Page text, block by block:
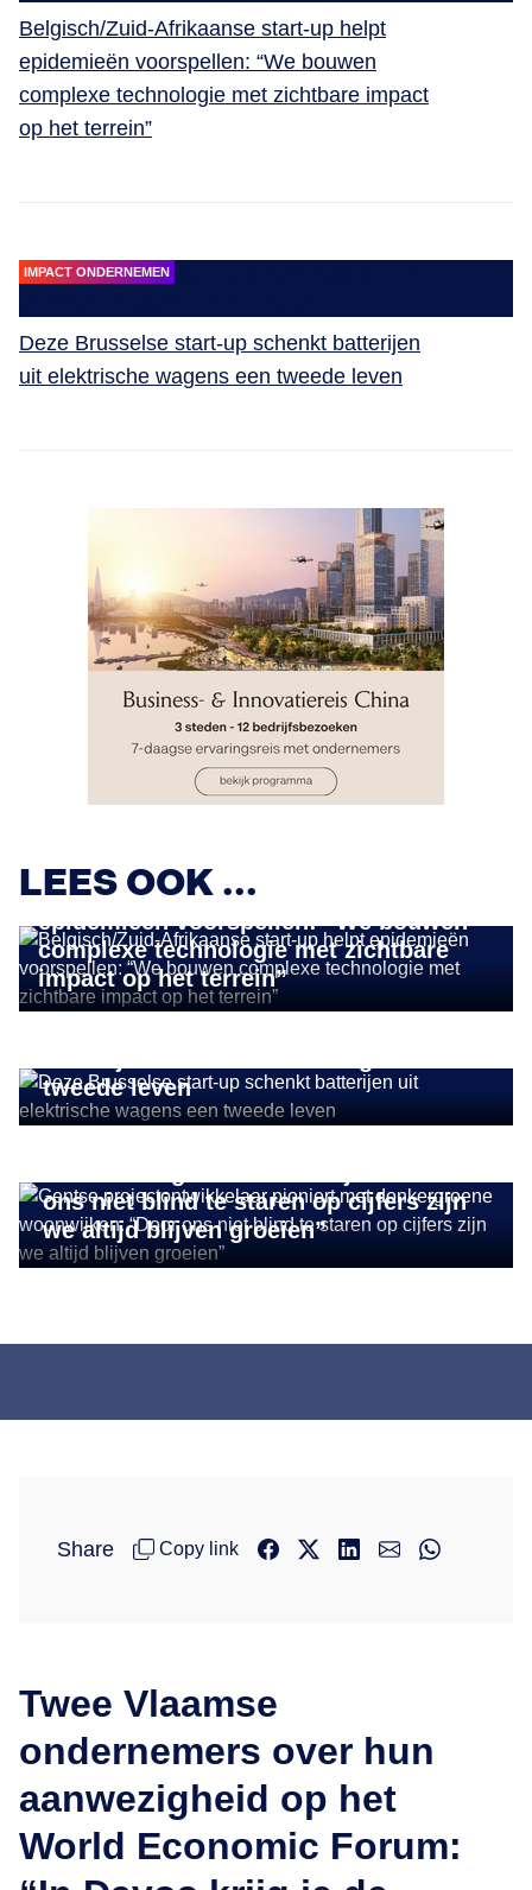
Belgisch/Zuid-Afrikaanse start-up helpt
epidemieën voorspellen: “We bouwen
complexe technologie met zichtbare impact
op het terrein”
IMPACT ONDERNEMEN
Deze Brusselse start-up schenkt batterijen
uit elektrische wagens een tweede leven
LEES OOK ...
Belgisch/Zuid-Afrikaanse start-up helpt
epidemieën voorspellen: “We bouwen
complexe technologie met zichtbare
impact op het terrein”
IMPACT ONDERNEMEN
tweede leven
DUURZAAM ONDERNEMEN
ons niet blind te staren op cijfers zijn
we altijd blijven groeien”
Share Copy link
Twee Vlaamse
ondernemers over hun
aanwezigheid op het
World Economic Forum: